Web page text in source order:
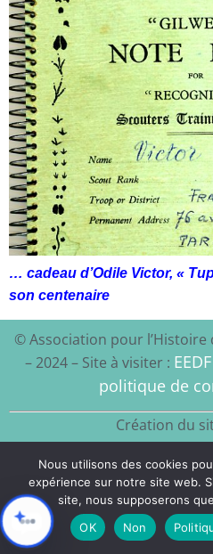
… cadeau d’Odile Victor, «
son centenaire
© Association pour l’Histoire
– 2024 – Site à visiter : EEDF
politique de
Création du
Nous utilisons des cookies
expérience sur notre site web.
site, nous supposerons
OK
Non